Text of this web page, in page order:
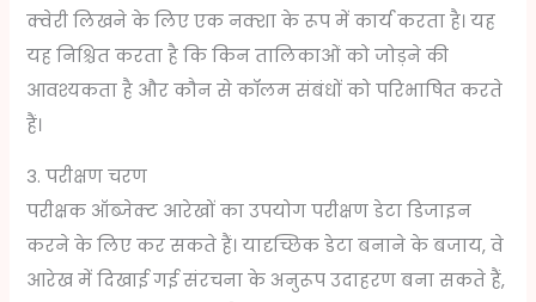
क्वेरी लिखने के लिए एक नक्शा के रूप में कार्य करता है। यह
यह निश्चित करता है कि किन तालिकाओं को जोड़ने की
आवश्यकता है और कौन से कॉलम संबंधों को परिभाषित करते
हैं।
3. परीक्षण चरण
परीक्षक ऑब्जेक्ट आरेखों का उपयोग परीक्षण डेटा डिजाइन
करने के लिए कर सकते हैं। यादृच्छिक डेटा बनाने के बजाय, वे
आरेख में दिखाई गई संरचना के अनुरूप उदाहरण बना सकते हैं,